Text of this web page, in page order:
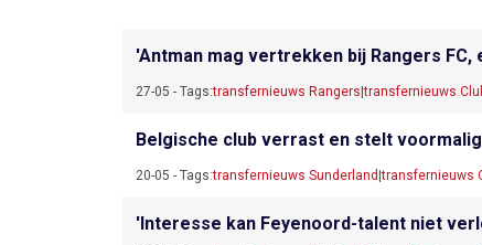
'Antman mag vertrekken bij Rangers
27-05 - Tags:transfernieuws Rangers |transfernieuws
Belgische club verrast en stelt
20-05 - Tags:transfernieuws Sunderland |transfernieuws
'Interesse kan Feyenoord-talent niet